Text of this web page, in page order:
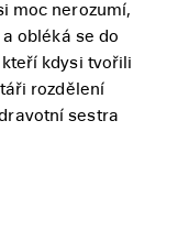
moc nerozumí,
obléká se do
kdysi tvořili
rozdělení
sestra